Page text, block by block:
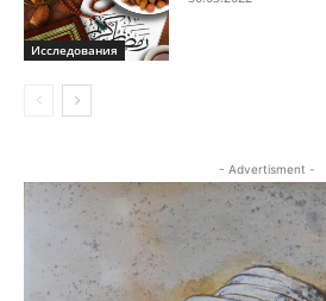
Исследования
- Advertisment -